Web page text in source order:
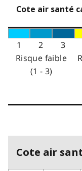
Cote air santé
1 2 3
Risque faible
(1 - 3)
Cote air